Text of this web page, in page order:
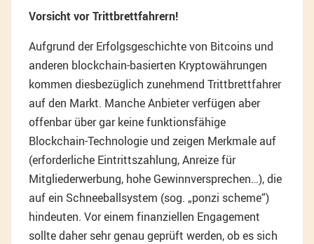
Vorsicht vor Trittbrettfahrern!
Aufgrund der Erfolgsgeschichte von Bitcoins und
anderen blockchain-basierten Kryptowährungen
kommen diesbezüglich zunehmend Trittbrettfahrer
auf den Markt. Manche Anbieter verfügen aber
offenbar über gar keine funktionsfähige
Blockchain-Technologie und zeigen Merkmale auf
(erforderliche Eintrittszahlung, Anreize für
Mitgliederwerbung, hohe Gewinnversprechen…), die
auf ein Schneeballsystem (sog. „ponzi scheme“)
hindeuten. Vor einem finanziellen Engagement
sollte daher sehr genau geprüft werden, ob es sich